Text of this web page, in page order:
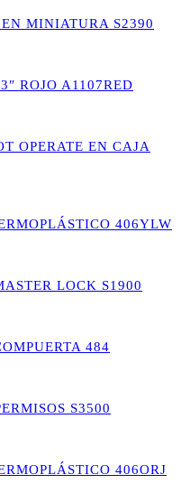
MINIATURA S2390
ROJO A1107RED
OPERATE EN CAJA
406YLW
LOCK S1900
484
S3500
406ORJ